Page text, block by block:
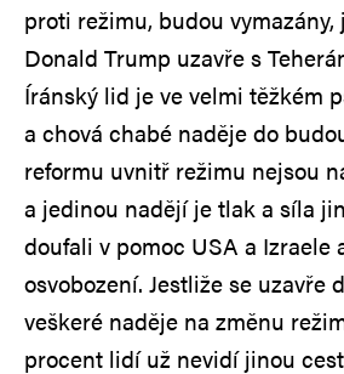
proti režimu, budou
Donald Trump uzavře s
Íránský lid je ve velmi těžkém
a chová chabé naděje do
reformu uvnitř režimu nejsou
a jedinou nadějí je tlak a síla
doufali v pomoc USA a Izraele
osvobození. Jestliže se uzavře
veškeré naděje na změnu
procent lidí už nevidí jinou